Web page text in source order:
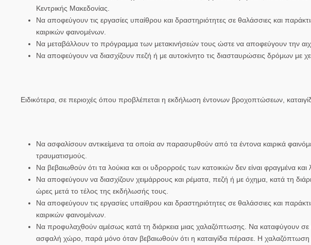
Κεντρικής Μακεδονίας.
Να αποφεύγουν τις εργασίες υπαίθρου και δραστηριότητες σε θαλάσσιες και
καιρικών φαινομένων.
Να μεταβάλλουν το πρόγραμμα των μετακινήσεών τους ώστε να αποφεύγουν την
Να αποφεύγουν να διασχίζουν πεζή ή με αυτοκίνητο τις διασταυρώσεις δρόμων με
Ειδικότερα, σε περιοχές όπου προβλέπεται η εκδήλωση έντονων βροχοπτώσεων,
Να ασφαλίσουν αντικείμενα τα οποία αν παρασυρθούν από τα έντονα καιρικά
τραυματισμούς.
Να βεβαιωθούν ότι τα λούκια και οι υδρορροές των κατοικιών δεν είναι φραγμένα και
Να αποφεύγουν να διασχίζουν χειμάρρους και ρέματα, πεζή ή με όχημα, κατά τη
ώρες μετά το τέλος της εκδήλωσής τους.
Να αποφεύγουν τις εργασίες υπαίθρου και δραστηριότητες σε θαλάσσιες και
καιρικών φαινομένων.
Να προφυλαχθούν αμέσως κατά τη διάρκεια μιας χαλαζόπτωσης. Να καταφύγουν σε
ασφαλή χώρο, παρά μόνο όταν βεβαιωθούν ότι η καταιγίδα πέρασε. Η χαλαζόπτωση